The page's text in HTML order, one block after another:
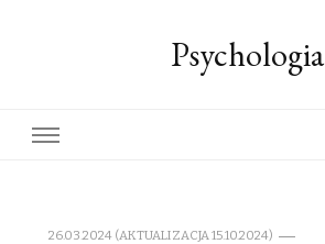
Psychologia
26.03.2024 (AKTUALIZACJA 15.10.2024)